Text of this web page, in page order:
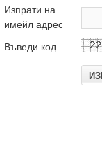
Изпрати на
имейл адрес
Въведи код